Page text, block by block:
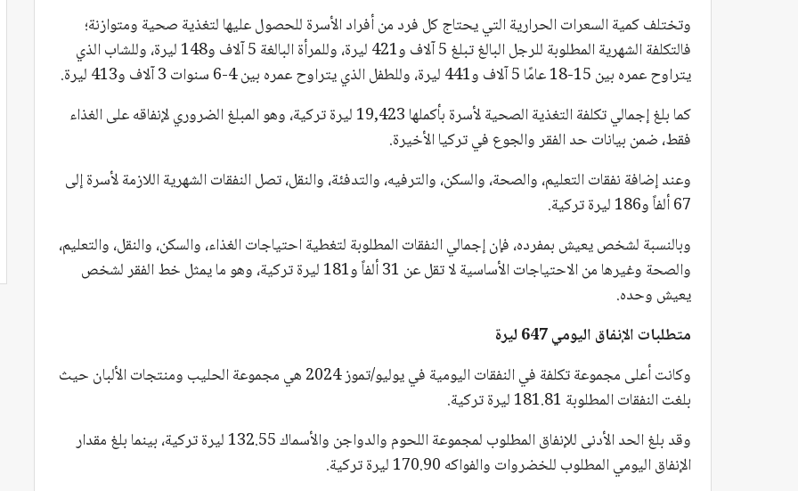
وتختلف كمية السعرات الحرارية التي يحتاج كل فرد من أفراد الأسرة للحصول عليها لتغذية صحية ومتوازنة؛
فالتكلفة الشهرية المطلوبة للرجل البالغ تبلغ 5 آلاف و421 ليرة، وللمرأة البالغة 5 آلاف و148 ليرة، وللشاب الذي
يتراوح عمره بين 15-18 عامًا 5 آلاف و441 ليرة، وللطفل الذي يتراوح عمره بين 4-6 سنوات 3 آلاف و413 ليرة.
كما بلغ إجمالي تكلفة التغذية الصحية لأسرة بأكملها 19,423 ليرة تركية، وهو المبلغ الضروري لإنفاقه على الغذاء
فقط، ضمن بيانات حد الفقر والجوع في تركيا الأخيرة.
وعند إضافة نفقات التعليم، والصحة، والسكن، والترفيه، والتدفئة، والنقل، تصل النفقات الشهرية اللازمة لأسرة إلى
67 ألفاً و186 ليرة تركية.
وبالنسبة لشخص يعيش بمفرده، فإن إجمالي النفقات المطلوبة لتغطية احتياجات الغذاء، والسكن، والنقل، والتعليم،
والصحة وغيرها من الاحتياجات الأساسية لا تقل عن 31 ألفاً و181 ليرة تركية، وهو ما يمثل خط الفقر لشخص
يعيش وحده.
متطلبات الإنفاق اليومي 647 ليرة
وكانت أعلى مجموعة تكلفة في النفقات اليومية في يوليو/تموز 2024 هي مجموعة الحليب ومنتجات الألبان حيث
بلغت النفقات المطلوبة 181.81 ليرة تركية.
وقد بلغ الحد الأدنى للإنفاق المطلوب لمجموعة اللحوم والدواجن والأسماك 132.55 ليرة تركية، بينما بلغ مقدار
الإنفاق اليومي المطلوب للخضروات والفواكه 170.90 ليرة تركية.